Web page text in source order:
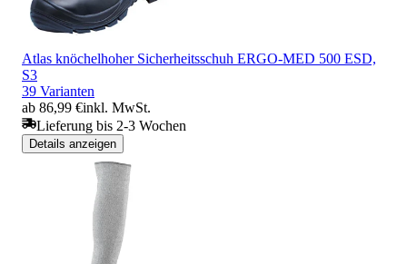
Atlas knöchelhoher Sicherheitsschuh ERGO-MED 500 ESD,
S3
39 Varianten
ab 86,99 €inkl. MwSt.
Lieferung bis 2-3 Wochen
Details anzeigen